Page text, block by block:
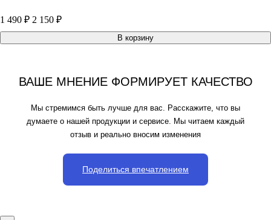
1 490 ₽ 2 150 ₽
В корзину
ВАШЕ МНЕНИЕ ФОРМИРУЕТ КАЧЕСТВО
Мы стремимся быть лучше для вас. Расскажите, что вы
думаете о нашей продукции и сервисе. Мы читаем каждый
отзыв и реально вносим изменения
Поделиться впечатлением